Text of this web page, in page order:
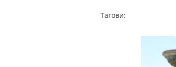
Тагови: